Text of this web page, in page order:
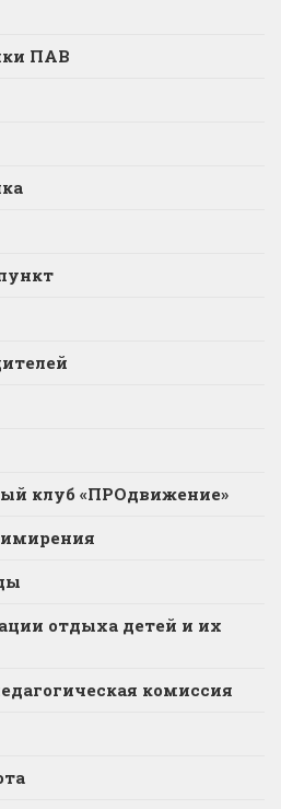
ПАВ
клуб «ПРОдвижение»
отдыха детей и их
комиссия